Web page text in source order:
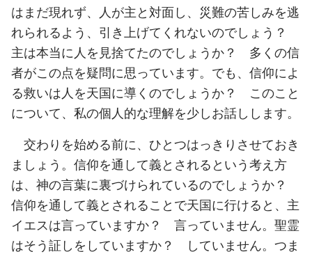
はまだ現れず、人が主と対面し、災難の苦しみを逃
れられるよう、引き上げてくれないのでしょう？
主は本当に人を見捨てたのでしょうか？ 多くの信
者がこの点を疑問に思っています。でも、信仰によ
る救いは人を天国に導くのでしょうか？ このこと
について、私の個人的な理解を少しお話しします。
交わりを始める前に、ひとつはっきりさせておき
ましょう。信仰を通して義とされるという考え方
は、神の言葉に裏づけられているのでしょうか？
信仰を通して義とされることで天国に行けると、主
イエスは言っていますか？ 言っていません。聖霊
はそう証しをしていますか？ していません。つま